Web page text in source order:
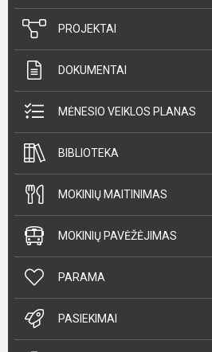
PROJEKTAI
DOKUMENTAI
MĖNESIO VEIKLOS PLANAS
BIBLIOTEKA
MOKINIŲ MAITINIMAS
MOKINIŲ PAVĖŽĖJIMAS
PARAMA
PASIEKIMAI